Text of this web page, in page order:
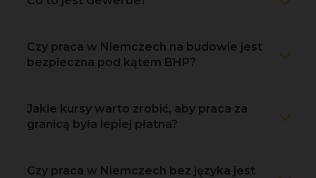
Czy praca w Niemczech na budowie jest
bezpieczna pod kątem BHP?
Jakie kursy warto zrobić, aby praca za
granicą była lepiej płatna?
Czy praca w Niemczech bez języka jest